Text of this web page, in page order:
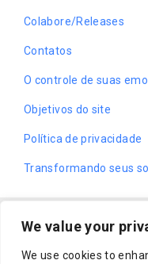
Cookies ajudam o
Acessando nosso
We value your
We use cookies to
Colabore/Releases
Contatos
O controle de suas
Objetivos do site
Política de privacidade
Transformando seus